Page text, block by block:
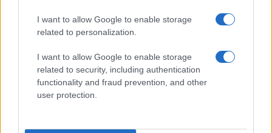
I want to allow Google to enable storage
related to personalization.
I want to allow Google to enable storage
related to security, including authentication
functionality and fraud prevention, and other
user protection.
Inviaci le tue segnalazioni,
i tuoi video e le tue foto
Su WhatsApp al numero +39
345 356 7512